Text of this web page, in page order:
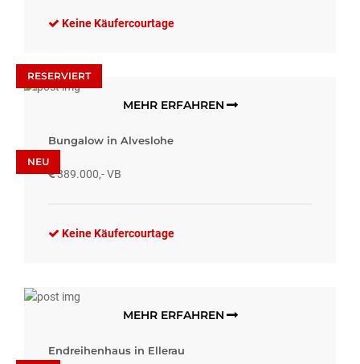
Keine Käufercourtage
RESERVIERT
MEHR ERFAHREN
Bungalow in Alveslohe
389.000,- VB
Keine Käufercourtage
NEU
MEHR ERFAHREN
Endreihenhaus in Ellerau